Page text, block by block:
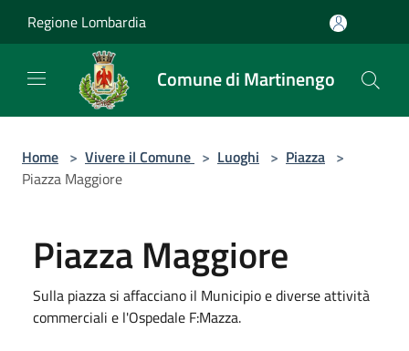
Regione Lombardia
Comune di Martinengo
Home > Vivere il Comune > Luoghi > Piazza >
Piazza Maggiore
Piazza Maggiore
Sulla piazza si affacciano il Municipio e diverse attività
commerciali e l'Ospedale F:Mazza.